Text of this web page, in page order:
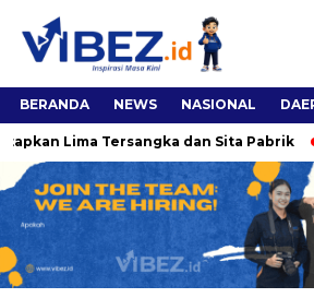
BERANDA NEWS NASIONAL
Lima Tersangka dan Sita Pabrik